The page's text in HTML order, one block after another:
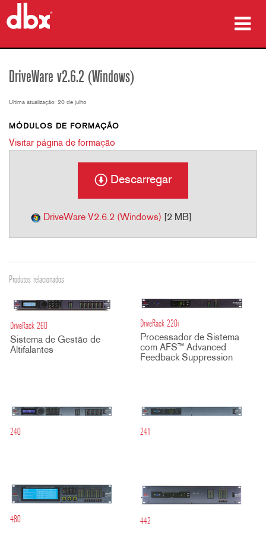
formação
DriveWare v2.6.2 (Windows)
Última atualização: 20 de julho
MÓDULOS DE FORMAÇÃO
Visitar página de formação
Descarregar
DriveWare V2.6.2 (Windows) [2 MB]
Produtos relacionados
DriveRack 260
Sistema de Gestão de
Altifalantes
DriveRack 220i
Processador de Sistema
com AFS™ Advanced
Feedback Suppression
240 241
480 442